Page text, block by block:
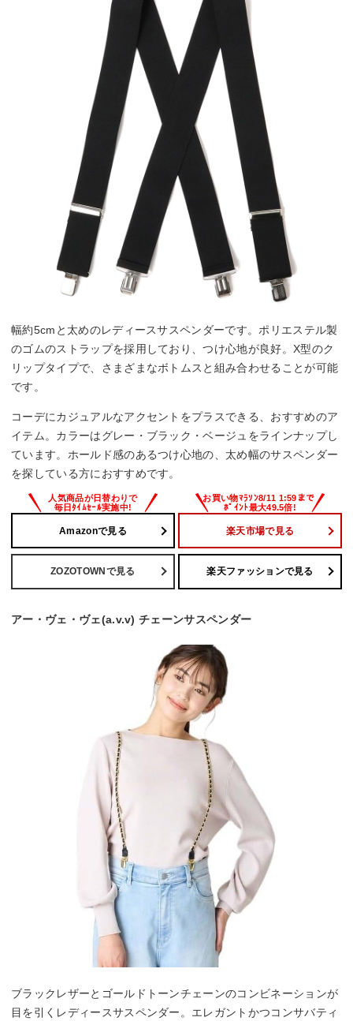
幅約5cmと太めのレディースサスペンダーです。ポリエステル製
のゴムのストラップを採用しており、つけ心地が良好。X型のク
リップタイプで、さまざまなボトムスと組み合わせることが可能
です。
コーデにカジュアルなアクセントをプラスできる、おすすめのア
イテム。カラーはグレー・ブラック・ベージュをラインナップし
ています。ホールド感のあるつけ心地の、太め幅のサスペンダー
を探している方におすすめです。
Amazonで見る 楽天市場で見る
ZOZOTOWNで見る 楽天ファッションで見る
アー・ヴェ・ヴェ(a.v.v) チェーンサスペンダー
ブラックレザーとゴールドトーンチェーンのコンビネーションが
目を引くレディースサスペンダー。エレガントかつコンサバティ